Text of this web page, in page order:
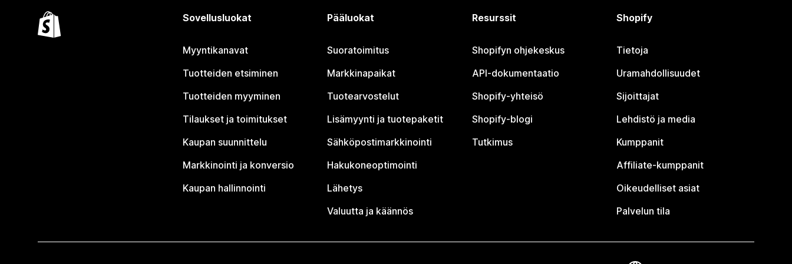
Sovellusluokat
Myyntikanavat
Tuotteiden etsiminen
Tuotteiden myyminen
Tilaukset ja toimitukset
Kaupan suunnittelu
Markkinointi ja konversio
Kaupan hallinnointi
Pääluokat
Suoratoimitus
Markkinapaikat
Tuotearvostelut
Lisämyynti ja tuotepaketit
Sähköpostimarkkinointi
Hakukoneoptimointi
Lähetys
Valuutta ja käännös
Resurssit
Shopifyn ohjekeskus
API-dokumentaatio
Shopify-yhteisö
Shopify-blogi
Tutkimus
Shopify
Tietoja
Uramahdollisuudet
Sijoittajat
Lehdistö ja media
Kumppanit
Affiliate-kumppanit
Oikeudelliset asiat
Palvelun tila